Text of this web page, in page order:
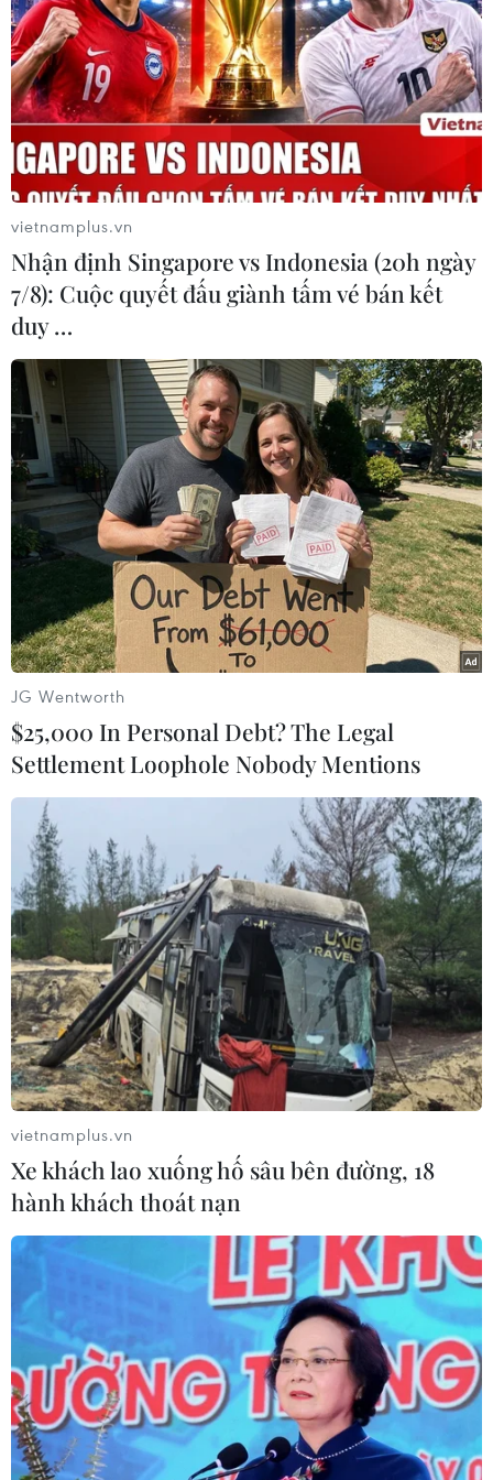
#Năng lượng #Khí đốt #Giá dầu
#Giá xăng
#Xây dựng
Theo dõi VietnamPlus
TIN LIÊN QUAN
Nga ​không có ý định ngừng trung chuyển
khí đốt qua Ukraine
18/06/2016 09:49
Tổng thống Nga Vladimir Putin chiều 17/6 cho biết nước
này không có ý định ngừng trung chuyển khí đốt qua
Ukraine, tuy nhiên vấn đề nằm ở khối lượng khí đốt
trung chuyển.
vietnamplus.vn
Nhận định Singapore vs Indonesia (20h ngày
7/8): Cuộc quyết đấu giành tấm vé bán kết
duy …
JG Wentworth
$25,000 In Personal Debt? The Legal
Settlement Loophole Nobody Mentions
vietnamplus.vn
Xe khách lao xuống hố sâu bên đường, 18
hành khách thoát nạn